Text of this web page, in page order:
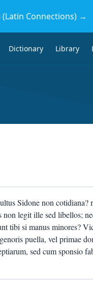
(Latin Connections) →
Dictionary Library
Sidone non cotidiana?
non legit ille sed libellos;
tibi si manus minores?
puella, vel primae
sed cum sponsio